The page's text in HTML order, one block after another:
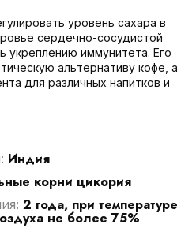
уровень сахара в
сердечно-сосудистой
укреплению иммунитета. Его
альтернативу кофе, а
для различных напитков и
Индия
корни цикория
2 года, при температуре
не более 75%